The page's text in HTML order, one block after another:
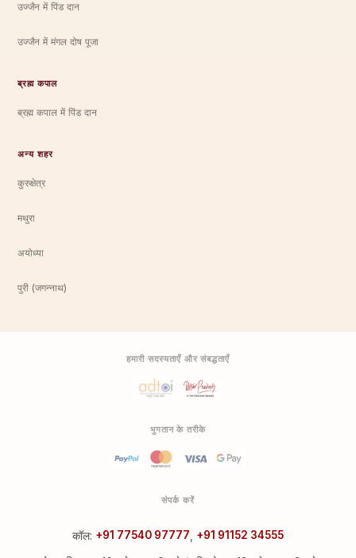
उज्जैन में पिंड दान
उज्जैन में मंगल दोष पूजा
ब्रह्म कपाल
ब्रह्म कपाल में पिंड दान
अन्य शहर
कुरुक्षेत्र
मथुरा
अयोध्या
पुरी (जगन्नाथ)
हमारी सदस्यताएँ और संबद्धताएँ
भुगतान के तरीके
संपर्क करें
कॉल: +91 77540 97777 +91 91152 34555